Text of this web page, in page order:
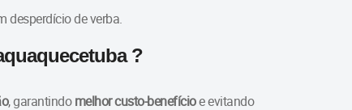
desperdício de verba.
?
, garantindo melhor custo-benefícioe evitando